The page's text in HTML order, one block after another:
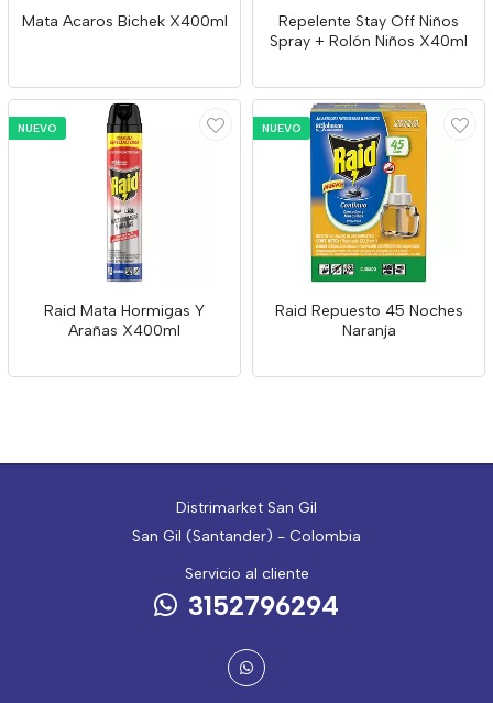
Mata Acaros Bichek X400ml
Repelente Stay Off Niños
Spray + Rolón Niños X40ml
NUEVO
Raid Mata Hormigas Y
Arañas X400ml
NUEVO
Raid Repuesto 45 Noches
Naranja
Distrimarket San Gil
San Gil (Santander) - Colombia
Servicio al cliente
3152796294